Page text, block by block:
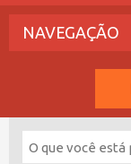
NAVEGAÇÃO